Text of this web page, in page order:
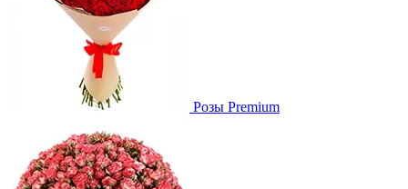
Розы Premium